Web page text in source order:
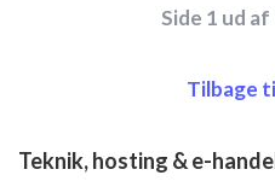
Side 1 ud
Tilbage
Teknik, hosting & e-